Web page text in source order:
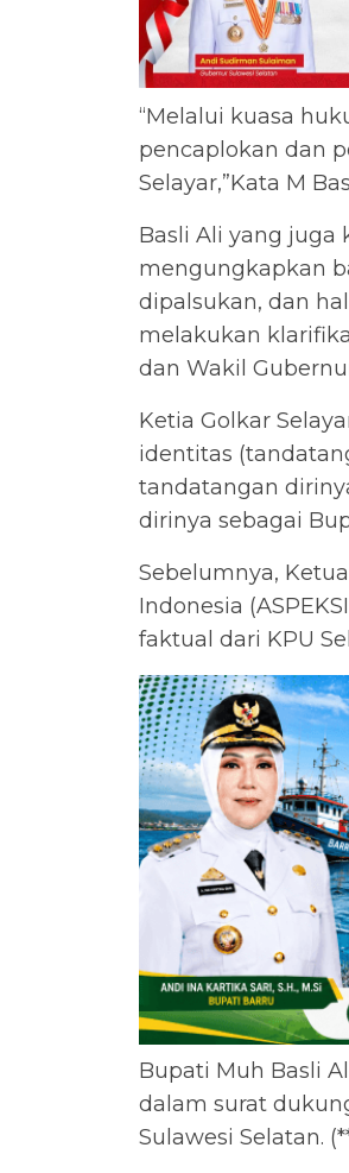
“Melalui kuasa
pencaplokan dan
Selayar,”Kata M
Basli Ali yang juga
mengungkapkan
dipalsukan, dan
melakukan
dan Wakil
Ketia Golkar
identitas
tandatangan
dirinya sebagai
Sebelumnya,
Indonesia
faktual dari KPU
Bupati Muh Basli
dalam surat
Sulawesi Selatan.